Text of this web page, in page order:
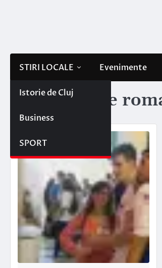
STIRI LOCALE
Istorie de Cluj
Business
SPORT
Evenimente
Etichetă: the